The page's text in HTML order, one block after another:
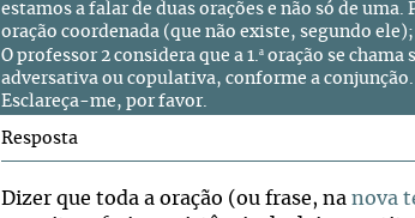
estamos a falar de duas orações e não só de
oração coordenada (que não existe, segundo
O professor 2 considera que a 1.ª oração se chama
adversativa ou copulativa, conforme a conjunção.
Esclareça-me, por favor.
Resposta
Dizer que toda a oração (ou frase, na nova